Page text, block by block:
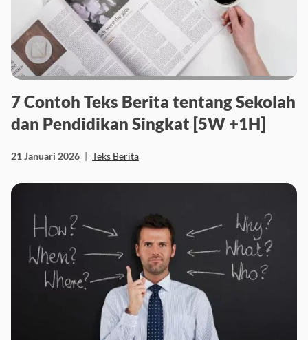
7 Contoh Teks Berita tentang Sekolah
dan Pendidikan Singkat [5W +1H]
21 Januari 2026 | Teks Berita